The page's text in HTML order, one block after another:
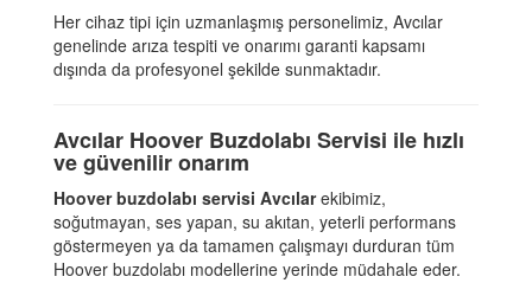
Her cihaz tipi için uzmanlaşmış personelimiz, Avcılar
genelinde arıza tespiti ve onarımı garanti kapsamı
dışında da profesyonel şekilde sunmaktadır.
Avcılar Hoover Buzdolabı Servisi ile hızlı
ve güvenilir onarım
Hoover buzdolabı servisi Avcılarekibimiz,
soğutmayan, ses yapan, su akıtan, yeterli performans
göstermeyen ya da tamamen çalışmayı durduran tüm
Hoover buzdolabı modellerine yerinde müdahale eder.